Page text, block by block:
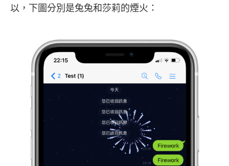
以，下圖分別是兔兔和莎莉的煙火：